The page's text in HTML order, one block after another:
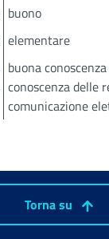
buono
elementare
buona
conoscenza
comunicazione
Torna su